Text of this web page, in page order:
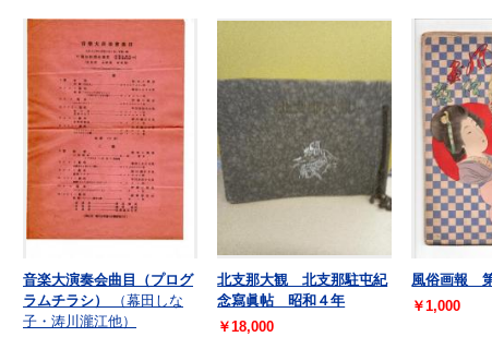
音楽大演奏会曲目（プログ
ラムチラシ）
（幕田しな
子・涛川瀧江他）
北支那大観 北支那駐屯紀
念寫眞帖 昭和４年
￥18,000
風俗画報
￥1,000